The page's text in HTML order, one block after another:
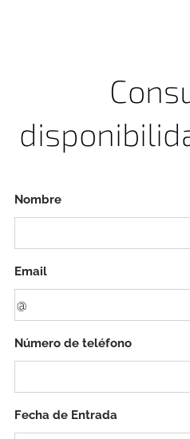
Nombre
Email
Número de teléfono
Fecha de Entrada